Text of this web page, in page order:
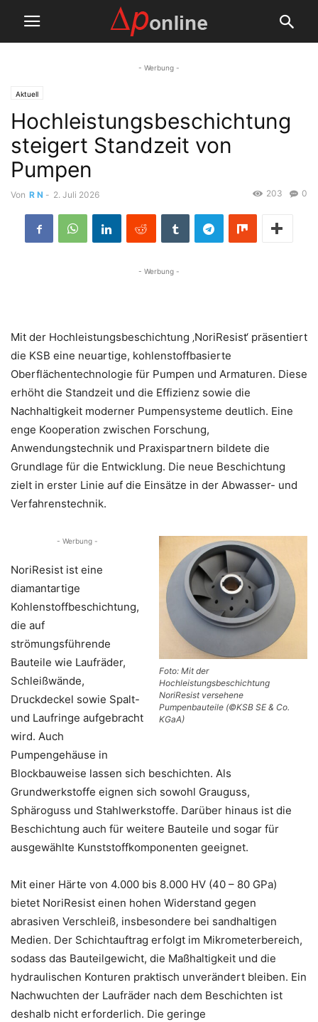
- Werbung -
Aktuell
Hochleistungsbeschichtung
steigert Standzeit von
Pumpen
Von R N - 2. Juli 2026 0
203
- Werbung -
Mit der Hochleistungsbeschichtung ‚NoriResist‘ präsentiert
die KSB eine neuartige, kohlenstoffbasierte
Oberflächentechnologie für Pumpen und Armaturen. Diese
erhöht die Standzeit und die Effizienz sowie die
Nachhaltigkeit moderner Pumpensysteme deutlich. Eine
enge Kooperation zwischen Forschung,
Anwendungstechnik und Praxispartnern bildete die
Grundlage für die Entwicklung. Die neue Beschichtung
zielt in erster Linie auf die Einsätze in der Abwasser- und
Verfahrenstechnik.
Foto: Mit der
Hochleistungsbeschichtung
NoriResist versehene
Pumpenbauteile (©KSB SE & Co.
KGaA)
- Werbung -
NoriResist ist eine
diamantartige
Kohlenstoffbeschichtung,
die auf
strömungsführende
Bauteile wie Laufräder,
Schleißwände,
Druckdeckel sowie Spalt-
und Laufringe aufgebracht
wird. Auch
Pumpengehäuse in
Blockbauweise lassen sich beschichten. Als
Grundwerkstoffe eignen sich sowohl Grauguss,
Sphäroguss und Stahlwerkstoffe. Darüber hinaus ist die
Beschichtung auch für weitere Bauteile und sogar für
ausgewählte Kunststoffkomponenten geeignet.
Mit einer Härte von 4.000 bis 8.000 HV (40 – 80 GPa)
bietet NoriResist einen hohen Widerstand gegen
abrasiven Verschleiß, insbesondere bei sandhaltigen
Medien. Der Schichtauftrag erfolgt im Mikrometerbereich,
sodass das Bauteilgewicht, die Maßhaltigkeit und die
hydraulischen Konturen praktisch unverändert bleiben. Ein
Nachwuchten der Laufräder nach dem Beschichten ist
deshalb nicht erforderlich. Die geringe